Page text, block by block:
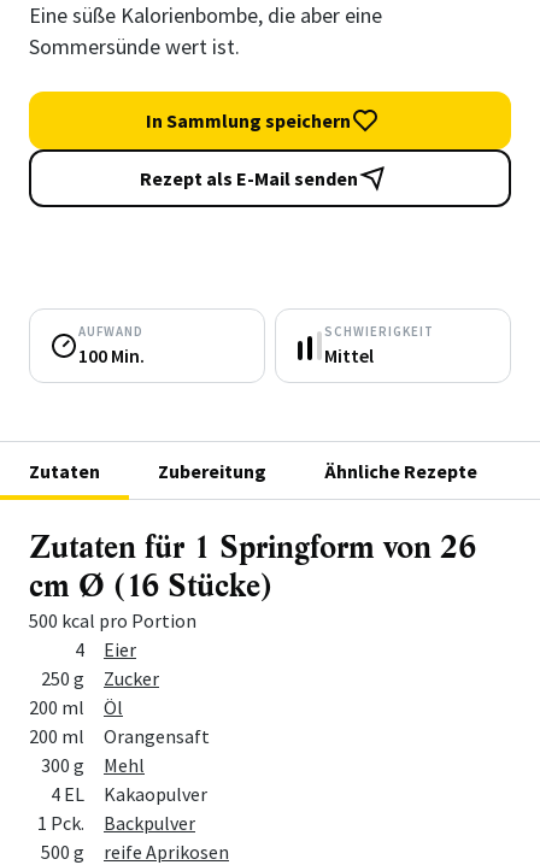
Eine süße Kalorienbombe, die aber eine
Sommersünde wert ist.
In Sammlung speichern
Rezept als E-Mail senden
AUFWAND
100 Min.
SCHWIERIGKEIT
Mittel
Zutaten Zubereitung Ähnliche Rezepte
Zutaten für 1 Springform von 26
cm Ø (16 Stücke)
500 kcal pro Portion
MengeZutat
4
Eier
250 g
Zucker
200 ml
Öl
200 ml
Orangensaft
300 g
Mehl
4 EL
Kakaopulver
1 Pck.
Backpulver
500 g
reife Aprikosen